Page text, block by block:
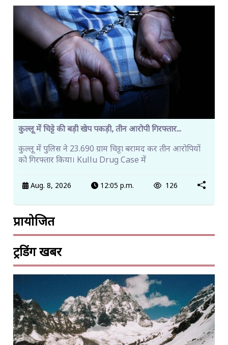
कुल्लू में चिट्टे की बड़ी खेप पकड़ी, तीन आरोपी गिरफ्तार...
कुल्लू में पुलिस ने 23.690 ग्राम चिट्टा बरामद कर तीन आरोपियों
को गिरफ्तार किया। Kullu Drug Case में
Aug. 8, 2026 12:05 p.m. 126
प्रायोजित
ट्रेंडिंग खबरें